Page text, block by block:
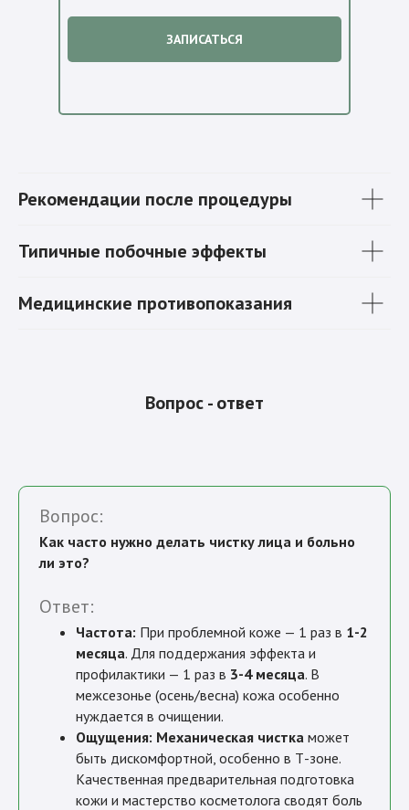
ЗАПИСАТЬСЯ
Рекомендации после процедуры
Типичные побочные эффекты
Медицинские противопоказания
Вопрос - ответ
Вопрос:
Как часто нужно делать чистку лица и больно
ли это?
Ответ:
Частота: При проблемной коже — 1 раз в 1-2
месяца. Для поддержания эффекта и
профилактики — 1 раз в 3-4 месяца. В
межсезонье (осень/весна) кожа особенно
нуждается в очищении.
Ощущения: Механическая чистка может
быть дискомфортной, особенно в Т-зоне.
Качественная предварительная подготовка
кожи и мастерство косметолога сводят боль